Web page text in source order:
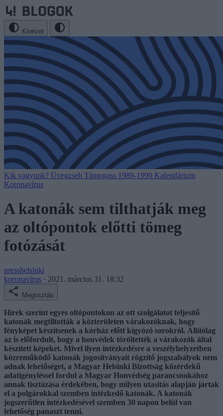
Kinézet
Kik vagyunk? Üvegzseb Támogass 1989-1990 Kalendárium
Koronavírus
A katonák sem tilthatják meg
az oltópontok előtti tömeg
fotózását
presshelsinki
koronavírus · 2021. március 31. 18:32
Megosztás
Hírek szerint egyes oltópontokon az ott szolgálatot teljesítő
katonák megtiltották a közterületen várakozóknak, hogy
fényképet készítsenek a kórház előtt kígyózó sorokról. Állítólag
az is előfordult, hogy a honvédek töröltették a várakozók által
készített képeket. Mivel ilyen intézkedésre a veszélyhelyzetben
közreműködő katonák jogosítványait rögzítő jogszabályok nem
adnak lehetőséget, a Magyar Helsinki Bizottság közérdekű
adatigényléssel fordul a Magyar Honvédség parancsnokához
annak tisztázása érdekében, hogy milyen utasítás alapján jártak
el a polgárokkal szemben intézkedő katonák. A katonák
jogszerűtlen intézkedésével szemben 30 napon belül van
lehetőség panaszt tenni.